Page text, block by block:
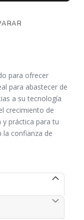
para ofrecer
para abastecer de
a su tecnología
crecimiento de
y práctica para tu
la confianza de